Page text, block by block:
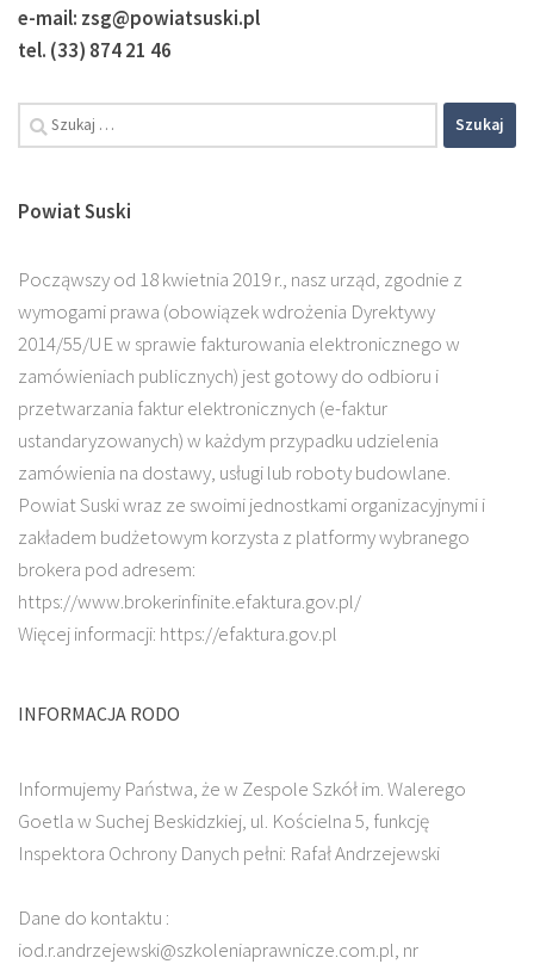
e-mail: zsg@powiatsuski.pl
tel. (33) 874 21 46
Powiat Suski
Począwszy od 18 kwietnia 2019 r., nasz urząd, zgodnie z
wymogami prawa (obowiązek wdrożenia Dyrektywy
2014/55/UE w sprawie fakturowania elektronicznego w
zamówieniach publicznych) jest gotowy do odbioru i
przetwarzania faktur elektronicznych (e-faktur
ustandaryzowanych) w każdym przypadku udzielenia
zamówienia na dostawy, usługi lub roboty budowlane.
Powiat Suski wraz ze swoimi jednostkami organizacyjnymi i
zakładem budżetowym korzysta z platformy wybranego
brokera pod adresem:
https://www.brokerinfinite.efaktura.gov.pl/
Więcej informacji: https://efaktura.gov.pl
INFORMACJA RODO
Informujemy Państwa, że w Zespole Szkół im. Walerego
Goetla w Suchej Beskidzkiej, ul. Kościelna 5, funkcję
Inspektora Ochrony Danych pełni: Rafał Andrzejewski
Dane do kontaktu :
iod.r.andrzejewski@szkoleniaprawnicze.com.pl, nr